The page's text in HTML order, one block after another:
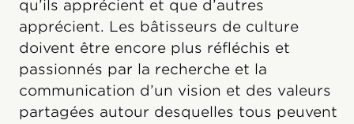
qu’ils apprécient et que d’autres
apprécient. Les bâtisseurs de culture
doivent être encore plus réfléchis et
passionnés par la recherche et la
communication d’un vision et des valeurs
partagées autour desquelles tous peuvent